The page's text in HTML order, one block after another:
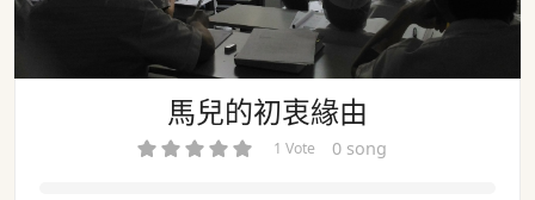
馬兒的初衷緣由
1 Vote 0 song